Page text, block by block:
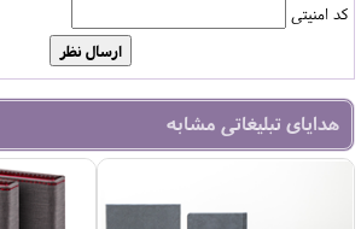
کد امنیتی
هدایای تبلیغاتی مشابه